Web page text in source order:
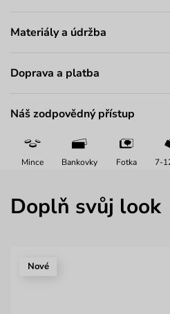
Materiály a údržba
Doprava a platba
Náš zodpovědný přístup
Mince Bankovky Fotka 7-
Doplň svůj look
Nové